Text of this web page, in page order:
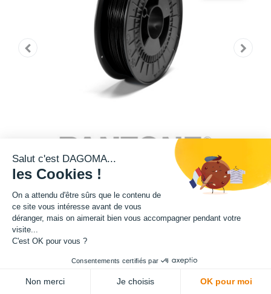
Cette bobine de teinte noire est disponible en format 750g.
Matière : PLA
Diamètre : 1.75 mm
Salut c'est DAGOMA...
les Cookies !
On a attendu d'être sûrs que le contenu de
ce site vous intéresse avant de vous
déranger, mais on aimerait bien vous accompagner pendant votre
visite...
C'est OK pour vous ?
Consentements certifiés par
Non merci Je choisis OK pour moi